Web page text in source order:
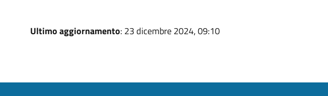
Ultimo aggiornamento: 23 dicembre 2024, 09:10